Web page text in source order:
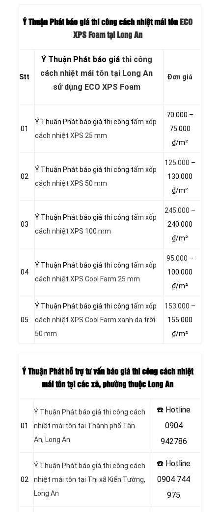
Ý Thuận Phát báo giá thi công cách nhiệt mái tôn ECO
XPS Foam tại Long An
Stt
Ý Thuận Phát báo giáthi công
cách nhiệt mái tôn tại Long An
sử dụng ECO XPS Foam
Đơn giá
01
Ý Thuận Phát báo giá thi công tấm xốp
cách nhiệt XPS 25 mm
70.000 –
75.000
₫/m²
02
Ý Thuận Phát báo giá thi công tấm xốp
cách nhiệt XPS 50 mm
125.000 –
130.000
₫/m²
03
Ý Thuận Phát báo giá thi công tấm xốp
cách nhiệt XPS 100 mm
245.000 –
240.000
₫/m²
04
Ý Thuận Phát báo giá thi công tấm xốp
cách nhiệt XPS Cool Farm 25 mm
95.000 –
100.000
₫/m²
05
Ý Thuận Phát báo giá thi công tấm xốp
cách nhiệt XPS Cool Farm xanh da trời
50 mm
153.000 –
155.000
₫/m²
Ý Thuận Phát hỗ trợ tư vấn báo giá thi công cách nhiệt
mái tôn tại các xã, phường thuộc Long An
01
Ý Thuận Phát báo giá thi công cách
nhiệt mái tôn tại Thành phố Tân
An, Long An
☎️ Hotline
0904
942786
02
Ý Thuận Phát báo giá thi công cách
nhiệt mái tôn tại Thị xã Kiến Tường,
Long An
☎️ Hotline
0904 744
975